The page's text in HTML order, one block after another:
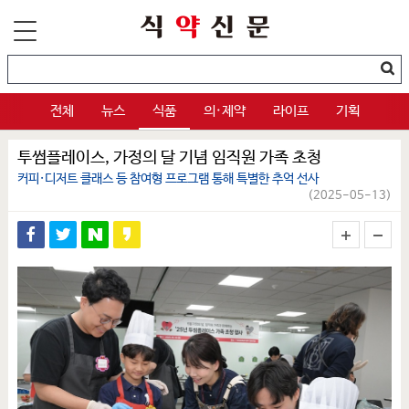
전체 뉴스 식품 의·제약 라이프 기획
투썸플레이스, 가정의 달 기념 임직원 가족 초청
커피·디저트 클래스 등 참여형 프로그램 통해 특별한 추억 선사
(2025-05-13)